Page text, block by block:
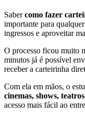
Sabercomo fazer
importante para
ingressos e aproveitar
O processo ficou muito
minutos já é possível
receber a carteirinha
Com ela em mãos, o
cinemas, shows,
acesso mais fácil ao